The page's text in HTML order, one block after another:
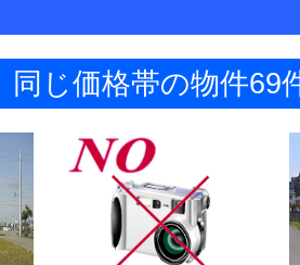
同じ価格帯の物件69